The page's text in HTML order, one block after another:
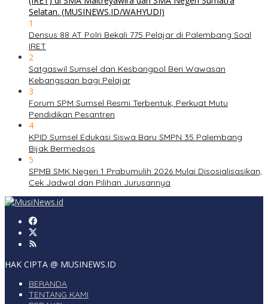
1
Densus 88 AT Polri Bekali 775 Pelajar di Palembang Soal
IRET
2
Satgaswil Sumsel dan Kesbangpol Beri Wawasan
Kebangsaan bagi Pelajar
3
Forum SPM Sumsel Resmi Terbentuk, Perkuat Mutu
Pendidikan Pesantren
4
KPID Sumsel Edukasi Siswa Baru SMPN 35 Palembang
Bijak Bermedsos
5
SPMB SMK Negeri 1 Prabumulih 2026 Mulai Disosialisasikan,
Cek Jadwal dan Pilihan Jurusannya
HAK CIPTA @ MUSINEWS.ID
BERANDA
TENTANG KAMI